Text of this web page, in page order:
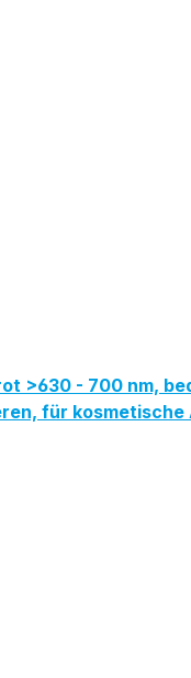
>630 - 700 nm,
für kosmetische